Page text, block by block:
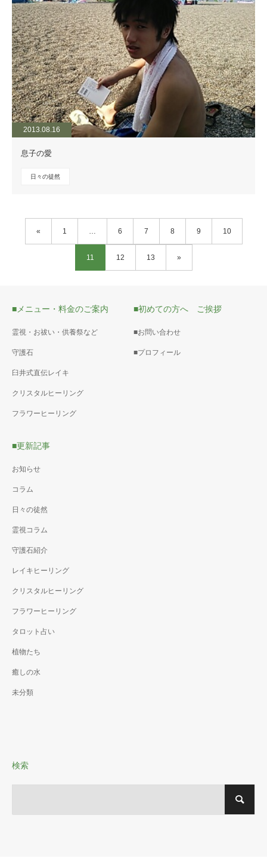
2013.08.16
息子の愛
日々の徒然
« 1 … 6 7 8 9 10
11 12 13 »
■メニュー・料金のご案内
霊視・お祓い・供養祭など
守護石
臼井式直伝レイキ
クリスタルヒーリング
フラワーヒーリング
■初めての方へ ご挨拶
■お問い合わせ
■プロフィール
■更新記事
お知らせ
コラム
日々の徒然
霊視コラム
守護石紹介
レイキヒーリング
クリスタルヒーリング
フラワーヒーリング
タロット占い
植物たち
癒しの水
未分類
検索